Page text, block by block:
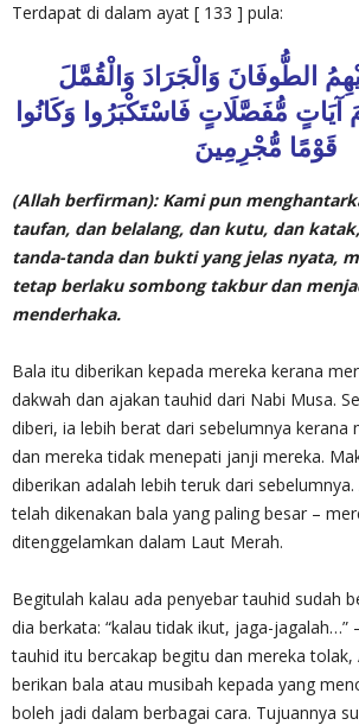
Terdapat di dalam ayat [ 133 ] pula:
آيَاتٍ مُّفَصَّلَاتٍ فَاسْتَكْبَرُوا وَكَانُوا
قَوْمًا مُّجْرِمِينَ
(Allah berfirman): Kami pun
taufan, dan belalang, dan kutu, dan
tanda-tanda dan bukti yang jelas nyata,
tetap berlaku sombong takbur dan
menderhaka.
Bala itu diberikan kepada mereka kerana
dakwah dan ajakan tauhid dari Nabi Musa.
diberi, ia lebih berat dari sebelumnya kerana
dan mereka tidak menepati janji mereka.
diberikan adalah lebih teruk dari
telah dikenakan bala yang paling besar –
ditenggelamkan dalam Laut Merah.
Begitulah kalau ada penyebar tauhid sudah
dia berkata: “kalau tidak ikut, jaga-jagalah…”
tauhid itu bercakap begitu dan mereka tolak,
berikan bala atau musibah kepada yang
boleh jadi dalam berbagai cara. Tujuannya